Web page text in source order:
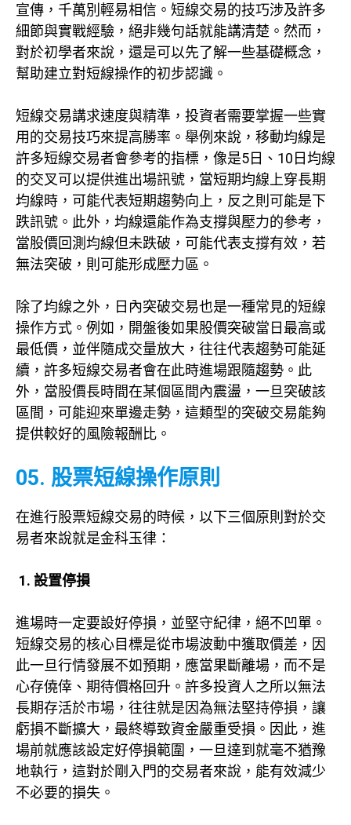
宣傳，千萬別輕易相信。短線交易的技巧涉及許多
細節與實戰經驗，絕非幾句話就能講清楚。然而，
對於初學者來說，還是可以先了解一些基礎概念，
幫助建立對短線操作的初步認識。
短線交易講求速度與精準，投資者需要掌握一些實
用的交易技巧來提高勝率。舉例來說，移動均線是
許多短線交易者會參考的指標，像是5日、10日均線
的交叉可以提供進出場訊號，當短期均線上穿長期
均線時，可能代表短期趨勢向上，反之則可能是下
跌訊號。此外，均線還能作為支撐與壓力的參考，
當股價回測均線但未跌破，可能代表支撐有效，若
無法突破，則可能形成壓力區。
除了均線之外，日內突破交易也是一種常見的短線
操作方式。例如，開盤後如果股價突破當日最高或
最低價，並伴隨成交量放大，往往代表趨勢可能延
續，許多短線交易者會在此時進場跟隨趨勢。此
外，當股價長時間在某個區間內震盪，一旦突破該
區間，可能迎來單邊走勢，這類型的突破交易能夠
提供較好的風險報酬比。
05. 股票短線操作原則
在進行股票短線交易的時候，以下三個原則對於交
易者來說就是金科玉律：
1. 設置停損
進場時一定要設好停損，並堅守紀律，絕不凹單。
短線交易的核心目標是從市場波動中獲取價差，因
此一旦行情發展不如預期，應當果斷離場，而不是
心存僥倖、期待價格回升。許多投資人之所以無法
長期存活於市場，往往就是因為無法堅持停損，讓
虧損不斷擴大，最終導致資金嚴重受損。因此，進
場前就應該設定好停損範圍，一旦達到就毫不猶豫
地執行，這對於剛入門的交易者來說，能有效減少
不必要的損失。